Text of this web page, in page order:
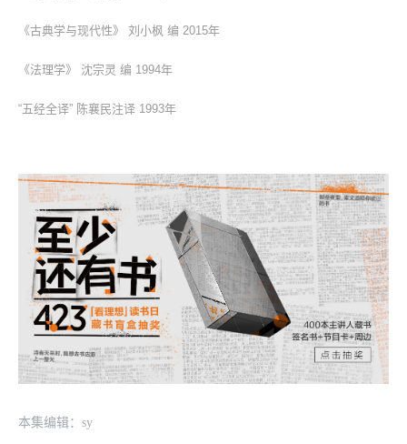
《古典学与现代性》 刘小枫 编 2015年
《法理学》 沈宗灵 编 1994年
“五经全译” 陈襄民注译 1993年
本集编辑：sy